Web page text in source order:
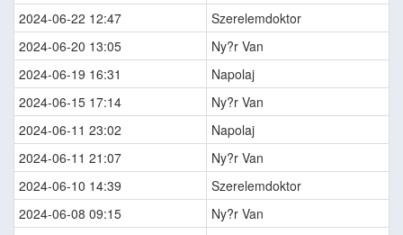
2024-06-22 12:47
Szerelemdoktor
2024-06-20 13:05
Ny?r Van
2024-06-19 16:31
Napolaj
2024-06-15 17:14
Ny?r Van
2024-06-11 23:02
Napolaj
2024-06-11 21:07
Ny?r Van
2024-06-10 14:39
Szerelemdoktor
2024-06-08 09:15
Ny?r Van